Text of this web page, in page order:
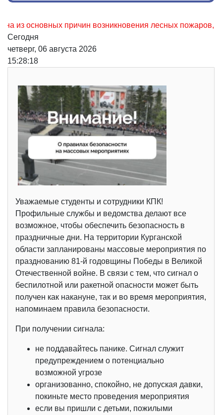
основных причин возникновения лесных пожаров, не
Сегодня
четверг, 06 августа 2026
15:28:19
Уважаемые студенты и сотрудники КПК!
Профильные службы и ведомства делают все
возможное, чтобы обеспечить безопасность в
праздничные дни. На территории Курганской
области запланированы массовые мероприятия по
празднованию 81-й годовщины Победы в Великой
Отечественной войне. В связи с тем, что сигнал о
беспилотной или ракетной опасности может быть
получен как накануне, так и во время мероприятия,
напоминаем правила безопасности.
При получении сигнала:
не поддавайтесь панике. Сигнал служит
предупреждением о потенциально
возможной угрозе
организованно, спокойно, не допуская давки,
покиньте место проведения мероприятия
если вы пришли с детьми, пожилыми